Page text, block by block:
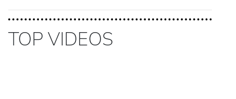
TOP VIDEOS